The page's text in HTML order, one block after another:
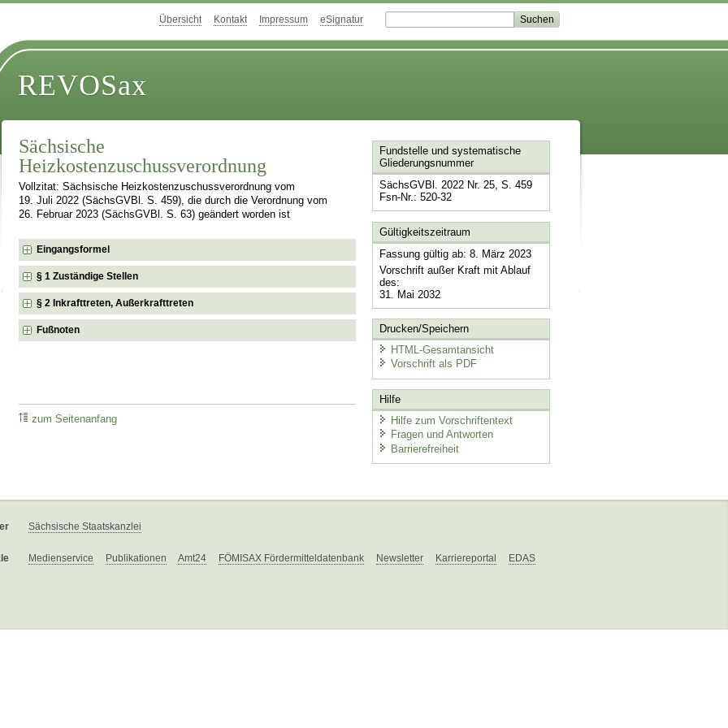
Übersicht Kontakt Impressum eSignatur
REVOSax
Sächsische
Heizkostenzuschussverordnung
Vollzitat: Sächsische Heizkostenzuschussverordnung vom
19. Juli 2022 (SächsGVBl. S. 459), die durch die Verordnung vom
26. Februar 2023 (SächsGVBl. S. 63) geändert worden ist
Eingangsformel
§ 1 Zuständige Stellen
§ 2 Inkrafttreten, Außerkrafttreten
Fußnoten
zum Seitenanfang
Fundstelle und systematische
Gliederungsnummer
SächsGVBl. 2022 Nr. 25, S. 459
Fsn-Nr.: 520-32
Gültigkeitszeitraum
Fassung gültig ab: 8. März 2023
Vorschrift außer Kraft mit Ablauf
des:
31. Mai 2032
Drucken/Speichern
HTML-Gesamtansicht
Vorschrift als PDF
Hilfe
Hilfe zum Vorschriftentext
Fragen und Antworten
Barrierefreiheit
Sächsische Staatskanzlei
Medienservice Publikationen Amt24 FÖMISAX Fördermitteldatenbank Newsletter Karriereportal EDAS